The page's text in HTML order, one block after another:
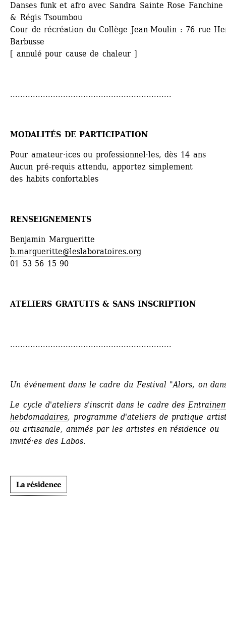
Danses funk et afro avec Sandra Sainte Rose Fanchine
& Régis Tsoumbou
Cour de récréation du Collège Jean-Moulin : 76 rue
Barbusse
[ annulé pour cause de chaleur ]
................................................................
MODALITÉS DE PARTICIPATION
Pour amateur·ices ou professionnel·les, dès 14 ans
Aucun pré-requis attendu, apportez simplement
des habits confortables
RENSEIGNEMENTS
Benjamin Margueritte
b.margueritte@leslaboratoires.org
01 53 56 15 90
ATELIERS GRATUITS & SANS INSCRIPTION
................................................................
Un événement dans le cadre du Festival "Alors, on
Le cycle d'ateliers s'inscrit dans le cadre des
hebdomadaires, programme d'ateliers de pratique
ou artisanale, animés par les artistes en résidence ou
invité·es des Labos.